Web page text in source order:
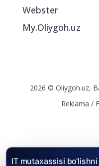
Webster
My.Oliygoh.uz
2026 © Oliygoh.uz,
Reklama /
IT mutaxassisi